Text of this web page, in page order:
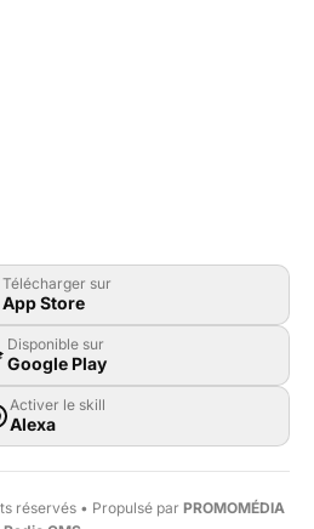
Télécharger sur
App Store
Disponible sur
Google Play
Activer le skill
Alexa
réservés • Propulsé par PROMOMÉDIA